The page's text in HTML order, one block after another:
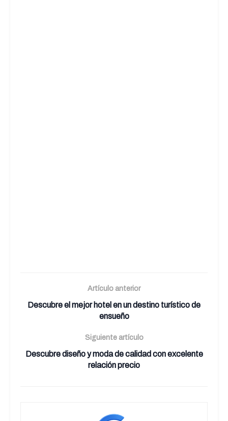
Artículo anterior
Descubre el mejor hotel en un destino turístico de
ensueño
Siguiente artículo
Descubre diseño y moda de calidad con excelente
relación precio